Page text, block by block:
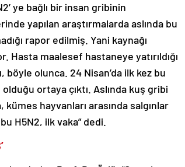
ye bağlı bir insan gribinin
yapılan araştırmalarda aslında bu
rapor edilmiş. Yani kaynağı
Hasta maalesef hastaneye yatırıldığı
böyle olunca. 24 Nisan’da ilk kez bu
olduğu ortaya çıktı. Aslında kuş gribi
hayvanları arasında salgınlar
H5N2, ilk vaka” dedi.